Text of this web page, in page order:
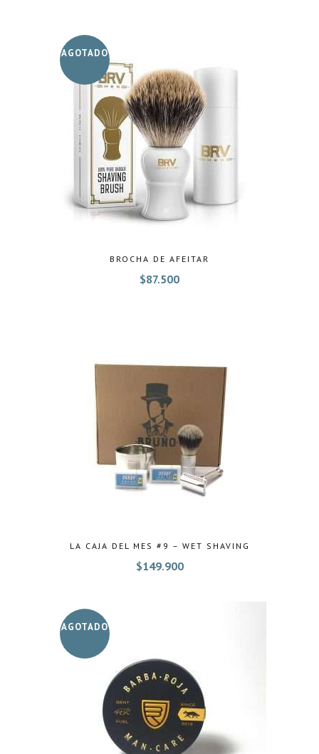
AGOTADO
BROCHA DE AFEITAR
$87.500
LA CAJA DEL MES #9 – WET SHAVING
$149.900
AGOTADO